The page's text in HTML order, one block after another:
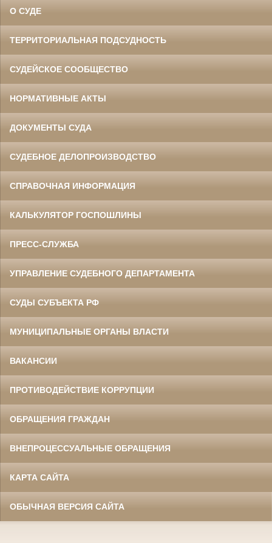
О СУДЕ
ТЕРРИТОРИАЛЬНАЯ ПОДСУДНОСТЬ
СУДЕЙСКОЕ СООБЩЕСТВО
НОРМАТИВНЫЕ АКТЫ
ДОКУМЕНТЫ СУДА
СУДЕБНОЕ ДЕЛОПРОИЗВОДСТВО
СПРАВОЧНАЯ ИНФОРМАЦИЯ
КАЛЬКУЛЯТОР ГОСПОШЛИНЫ
ПРЕСС-СЛУЖБА
УПРАВЛЕНИЕ СУДЕБНОГО ДЕПАРТАМЕНТА
СУДЫ СУБЪЕКТА РФ
МУНИЦИПАЛЬНЫЕ ОРГАНЫ ВЛАСТИ
ВАКАНСИИ
ПРОТИВОДЕЙСТВИЕ КОРРУПЦИИ
ОБРАЩЕНИЯ ГРАЖДАН
ВНЕПРОЦЕССУАЛЬНЫЕ ОБРАЩЕНИЯ
КАРТА САЙТА
ОБЫЧНАЯ ВЕРСИЯ САЙТА